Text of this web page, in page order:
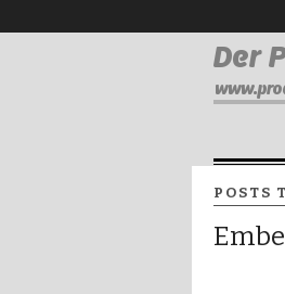
POSTS